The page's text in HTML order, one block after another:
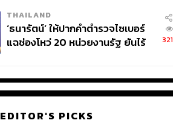
จ่ายหนี้-แอบระบุแบรนด์
THAILAND
‘ธนารัตน์’ ให้ปากคำตำรวจไซเบอร์
แฉช่องโหว่ 20 หน่วยงานรัฐ ยันไร้
321
EDITOR'S PICKS